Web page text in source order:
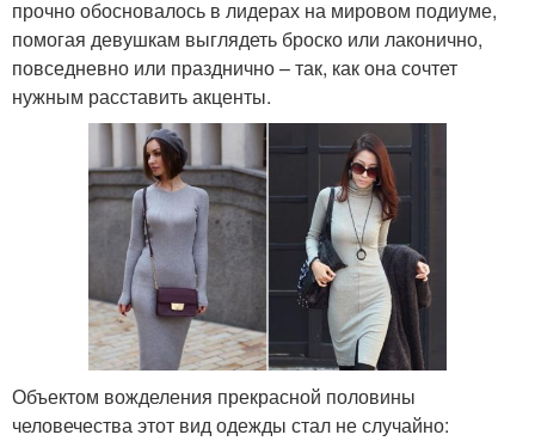
прочно обосновалось в лидерах на мировом подиуме,
помогая девушкам выглядеть броско или лаконично,
повседневно или празднично – так, как она сочтет
нужным расставить акценты.
Объектом вожделения прекрасной половины
человечества этот вид одежды стал не случайно: